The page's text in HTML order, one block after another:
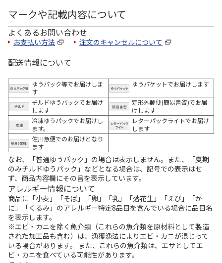
マークや記載内容について
よくあるお問い合わせ
お支払い方法 注文のキャンセルについて
配送情報について
ゆうパック等でお届けしま
す
ゆうパケットでお届けします
チルドゆうパックでお届け
します
定形外郵便(簡易書留)でお届
けします
冷凍ゆうパックでお届けし
ます。
レターパックライトでお届け
します
佐川急便でのお届けとなり
ます
なお、「普通ゆうパック」の場合は表示しません。また、「夏期
のみチルドゆうパック」などとなる場合は、記号での表示はせ
ず、商品内容欄にその旨を表示しています。
アレルギー情報について
商品に「小麦」「そば」「卵」「乳」「落花生」「えび」「か
に」「くるみ」のアレルギー特定8品目を含んでいる場合に品目名
を表示します。
※エビ・カニを除く魚介類（これらの魚介類を原材料として製造
された加工品も含む）は、漁獲漁法によりエビ・カニが混じって
いる場合があります。 また、これらの魚介類は、エサとしてエ
ビ・カニを食べている可能性があります。